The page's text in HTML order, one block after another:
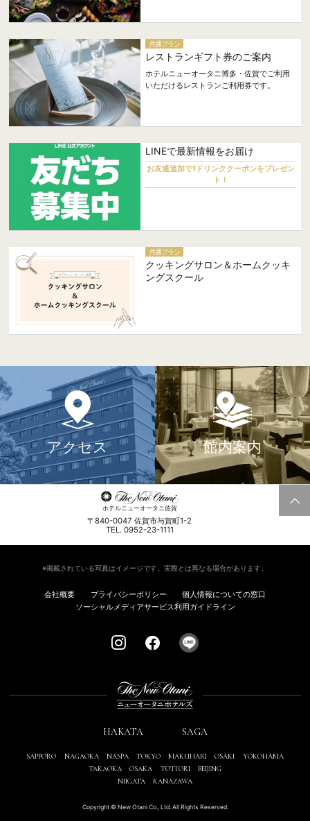
共通プラン
レストランギフト券のご案内
ホテルニューオータニ博多・佐賀でご利用
いただけるレストランご利用券です。
LINEで最新情報をお届け
お友達追加で1ドリンククーポンをプレゼン
ト！
共通プラン
クッキングサロン＆ホームクッキ
ングスクール
アクセス 館内案内
ホテルニューオータニ佐賀
〒840-0047 佐賀市与賀町1-2
TEL. 0952-23-1111
※掲載されている写真はイメージです。実際とは異なる場合があります。
会社概要 プライバシーポリシー
個人情報についての窓口
ソーシャルメディアサービス利用ガイドライン
HAKATA SAGA
SAPPORO NAGAOKA NASPA TOKYO MAKUHARI OSAKI
YOKOHAMA
TAKAOKA
OSAKA TOTTORI
BEIJING
NIIGATA
KANAZAWA
Copyright © New Otani Co., Ltd. All Rights Reserved.